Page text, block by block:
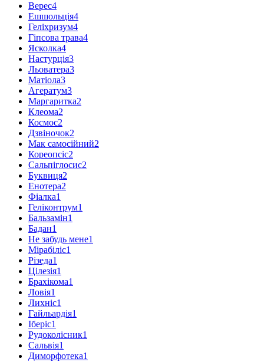
Верес4
Ешшольція4
Геліхризум4
Гіпсова трава4
Ясколка4
Настурція3
Льоватера3
Матіола3
Агератум3
Маргаритка2
Клеома2
Космос2
Дзвіночок2
Мак самосійний2
Кореопсіс2
Сальпіглосис2
Буквиця2
Енотера2
Фіалка1
Геліконтрум1
Бальзамін1
Бадан1
Не забудь мене1
Мірабіліс1
Різеда1
Цілезія1
Брахікома1
Ловія1
Лихніс1
Гайльардія1
Іберіс1
Рудоколісник1
Сальвія1
Диморфотека1